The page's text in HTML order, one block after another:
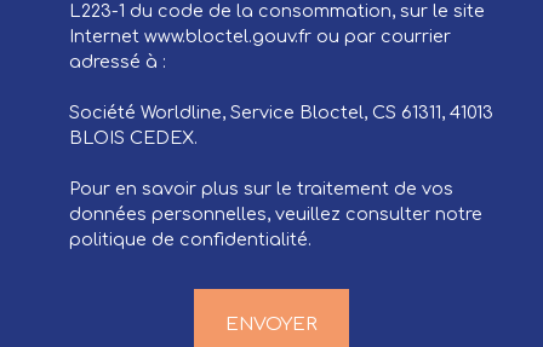
L223-1 du code de la consommation, sur le site
Internet www.bloctel.gouv.fr ou par courrier
adressé à :
Société Worldline, Service Bloctel, CS 61311, 41013
BLOIS CEDEX.
Pour en savoir plus sur le traitement de vos
données personnelles, veuillez consulter notre
politique de confidentialité.
ENVOYER